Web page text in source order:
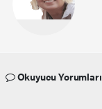
Okuyucu Yorumları